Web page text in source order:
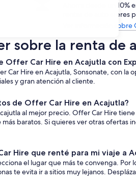
Ahorra desde un 10%
rentas de auto si eres
Ver información sobre
sobre la renta
Offer Car Hire en Acajutla con
Car Hire en Acajutla, Sonsonate, con
y gran atención al cliente.
de Offer Car Hire en Acajutla?
al mejor precio. Offer Car Hire
baratos. Si quieres ver otras
Hire que renté para mi viaje a
el lugar que más te convenga.
te evita ir a sitios muy lejanos.